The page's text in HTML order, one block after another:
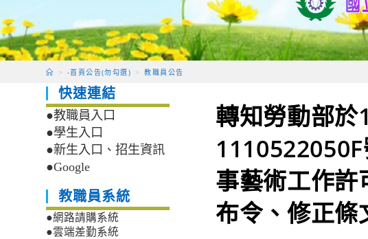
> -首頁公告(勿勾選) > 教職員公告
轉知勞動部
事藝術工作許
布令、修正條
快速連結
●教職員入口
●學生入口
●新生入口、招生資訊
●Google
教職員系統
●網路請購系統
●雲端差勤系統